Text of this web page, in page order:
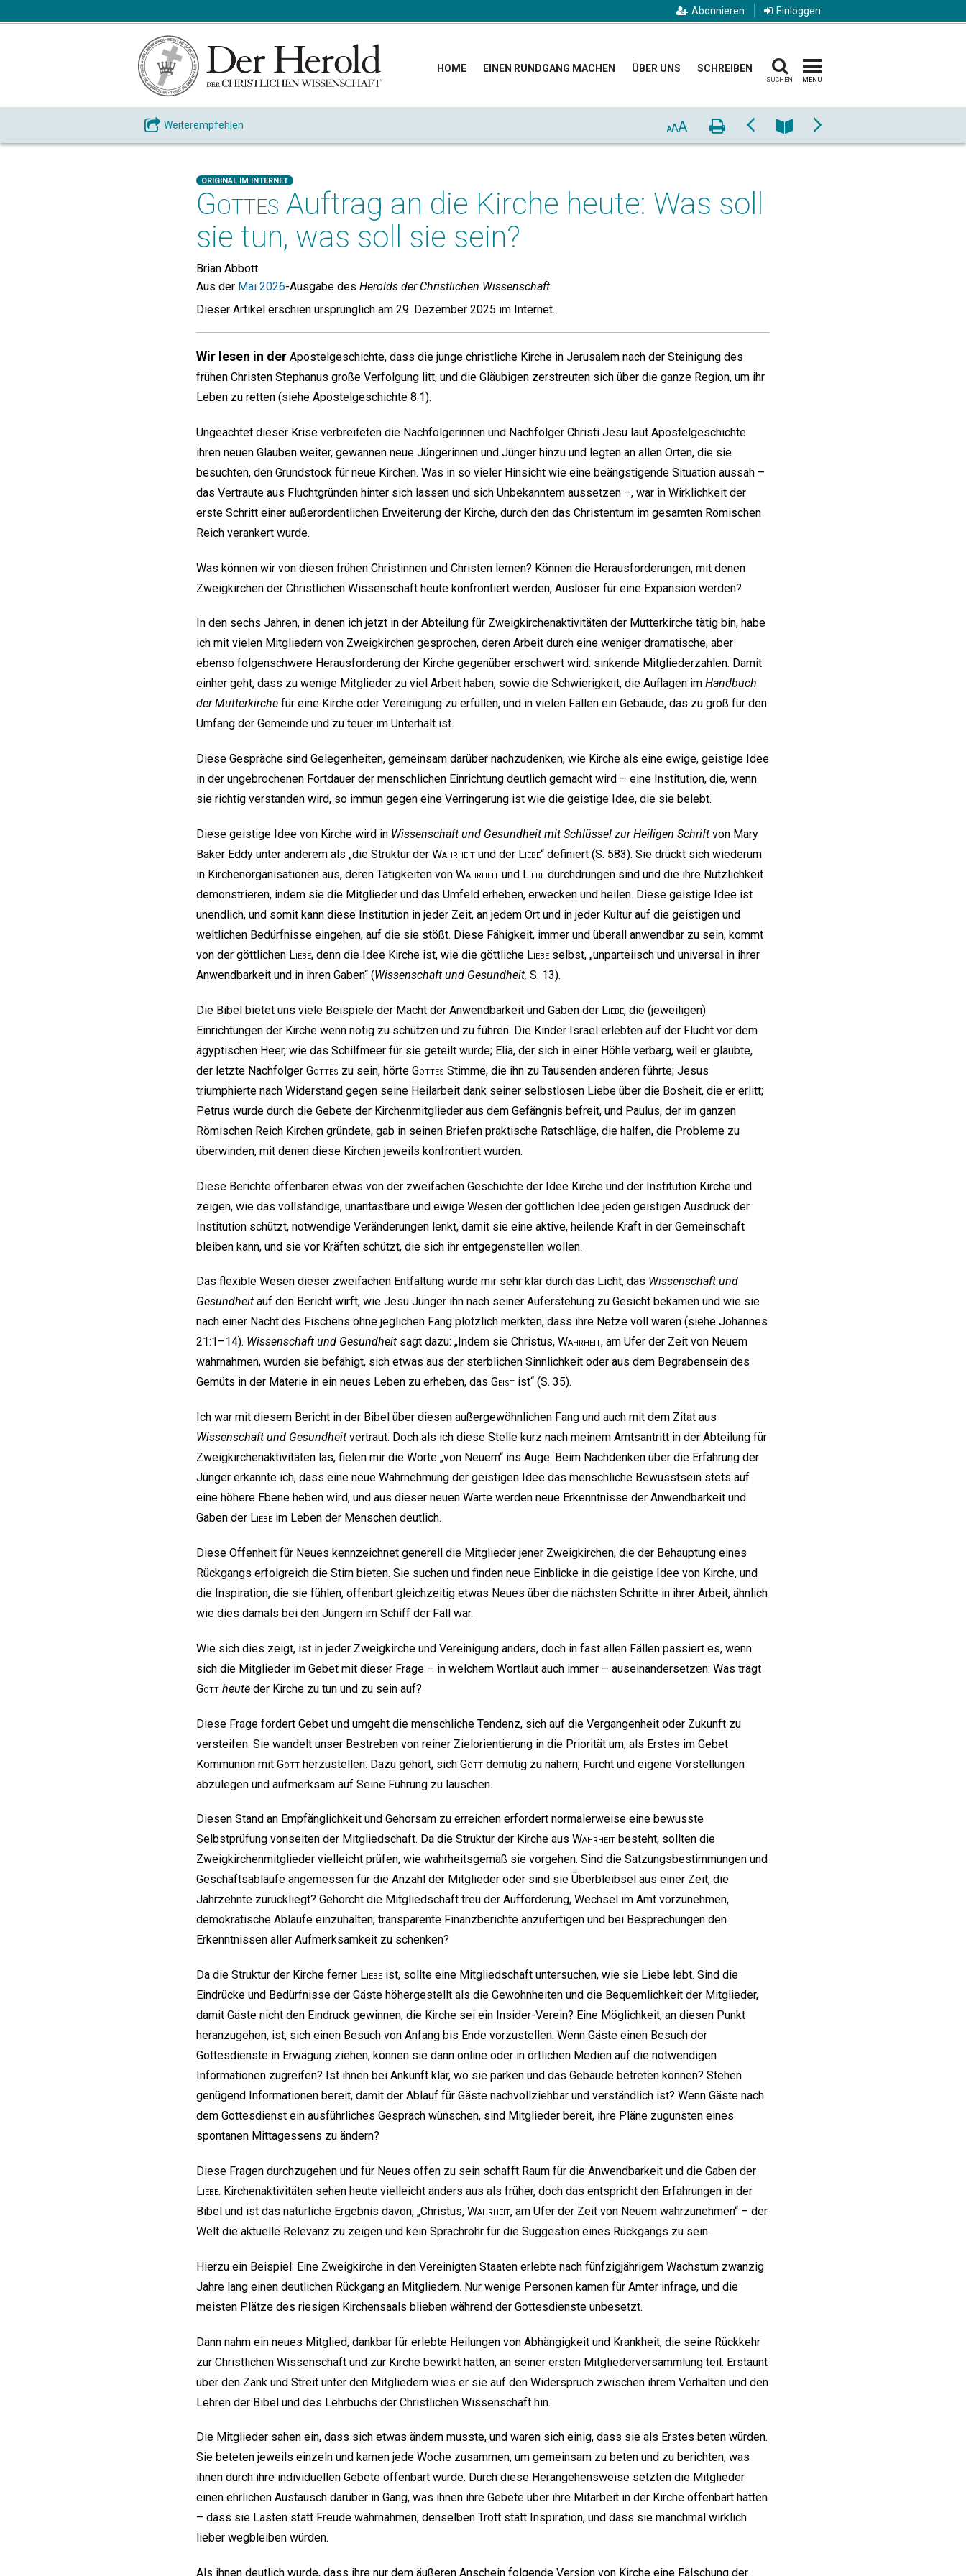
Abonnieren Einloggen
HOME EINEN RUNDGANG MACHEN ÜBER UNS SCHREIBEN
SUCHEN MENU
Weiterempfehlen AAA DruckenZurück NummerVor
ORIGINAL IM INTERNET
Gottes Auftrag an die Kirche heute: Was soll
sie tun, was soll sie sein?
Brian Abbott
Aus der Mai 2026-Ausgabe des Herolds der Christlichen Wissenschaft
Dieser Artikel erschien ursprünglich am 29. Dezember 2025 im Internet.
Wir lesen in der Apostelgeschichte, dass die junge christliche Kirche in Jerusalem nach der Steinigung des
frühen Christen Stephanus große Verfolgung litt, und die Gläubigen zerstreuten sich über die ganze Region, um ihr
Leben zu retten (siehe Apostelgeschichte 8:1).
Ungeachtet dieser Krise verbreiteten die Nachfolgerinnen und Nachfolger Christi Jesu laut Apostelgeschichte
ihren neuen Glauben weiter, gewannen neue Jüngerinnen und Jünger hinzu und legten an allen Orten, die sie
besuchten, den Grundstock für neue Kirchen. Was in so vieler Hinsicht wie eine beängstigende Situation aussah –
das Vertraute aus Fluchtgründen hinter sich lassen und sich Unbekanntem aussetzen –, war in Wirklichkeit der
erste Schritt einer außerordentlichen Erweiterung der Kirche, durch den das Christentum im gesamten Römischen
Reich verankert wurde.
Was können wir von diesen frühen Christinnen und Christen lernen? Können die Herausforderungen, mit denen
Zweigkirchen der Christlichen Wissenschaft heute konfrontiert werden, Auslöser für eine Expansion werden?
In den sechs Jahren, in denen ich jetzt in der Abteilung für Zweigkirchenaktivitäten der Mutterkirche tätig bin, habe
ich mit vielen Mitgliedern von Zweigkirchen gesprochen, deren Arbeit durch eine weniger dramatische, aber
ebenso folgenschwere Herausforderung der Kirche gegenüber erschwert wird: sinkende Mitgliederzahlen. Damit
einher geht, dass zu wenige Mitglieder zu viel Arbeit haben, sowie die Schwierigkeit, die Auflagen im Handbuch
der Mutterkirche für eine Kirche oder Vereinigung zu erfüllen, und in vielen Fällen ein Gebäude, das zu groß für den
Umfang der Gemeinde und zu teuer im Unterhalt ist.
Diese Gespräche sind Gelegenheiten, gemeinsam darüber nachzudenken, wie Kirche als eine ewige, geistige Idee
in der ungebrochenen Fortdauer der menschlichen Einrichtung deutlich gemacht wird – eine Institution, die, wenn
sie richtig verstanden wird, so immun gegen eine Verringerung ist wie die geistige Idee, die sie belebt.
Diese geistige Idee von Kirche wird in Wissenschaft und Gesundheit mit Schlüssel zur Heiligen Schrift von Mary
Baker Eddy unter anderem als „die Struktur der Wahrheit und der Liebe“ definiert (S. 583). Sie drückt sich wiederum
in Kirchenorganisationen aus, deren Tätigkeiten von Wahrheit und Liebe durchdrungen sind und die ihre Nützlichkeit
demonstrieren, indem sie die Mitglieder und das Umfeld erheben, erwecken und heilen. Diese geistige Idee ist
unendlich, und somit kann diese Institution in jeder Zeit, an jedem Ort und in jeder Kultur auf die geistigen und
weltlichen Bedürfnisse eingehen, auf die sie stößt. Diese Fähigkeit, immer und überall anwendbar zu sein, kommt
von der göttlichen Liebe, denn die Idee Kirche ist, wie die göttliche Liebe selbst, „unparteiisch und universal in ihrer
Anwendbarkeit und in ihren Gaben“ (Wissenschaft und Gesundheit, S. 13).
Die Bibel bietet uns viele Beispiele der Macht der Anwendbarkeit und Gaben der Liebe, die (jeweiligen)
Einrichtungen der Kirche wenn nötig zu schützen und zu führen. Die Kinder Israel erlebten auf der Flucht vor dem
ägyptischen Heer, wie das Schilfmeer für sie geteilt wurde; Elia, der sich in einer Höhle verbarg, weil er glaubte,
der letzte Nachfolger Gottes zu sein, hörte Gottes Stimme, die ihn zu Tausenden anderen führte; Jesus
triumphierte nach Widerstand gegen seine Heilarbeit dank seiner selbstlosen Liebe über die Bosheit, die er erlitt;
Petrus wurde durch die Gebete der Kirchenmitglieder aus dem Gefängnis befreit, und Paulus, der im ganzen
Römischen Reich Kirchen gründete, gab in seinen Briefen praktische Ratschläge, die halfen, die Probleme zu
überwinden, mit denen diese Kirchen jeweils konfrontiert wurden.
Diese Berichte offenbaren etwas von der zweifachen Geschichte der Idee Kirche und der Institution Kirche und
zeigen, wie das vollständige, unantastbare und ewige Wesen der göttlichen Idee jeden geistigen Ausdruck der
Institution schützt, notwendige Veränderungen lenkt, damit sie eine aktive, heilende Kraft in der Gemeinschaft
bleiben kann, und sie vor Kräften schützt, die sich ihr entgegenstellen wollen.
Das flexible Wesen dieser zweifachen Entfaltung wurde mir sehr klar durch das Licht, das Wissenschaft und
Gesundheit auf den Bericht wirft, wie Jesu Jünger ihn nach seiner Auferstehung zu Gesicht bekamen und wie sie
nach einer Nacht des Fischens ohne jeglichen Fang plötzlich merkten, dass ihre Netze voll waren (siehe Johannes
21:1–14). Wissenschaft und Gesundheit sagt dazu: „Indem sie Christus, Wahrheit, am Ufer der Zeit von Neuem
wahrnahmen, wurden sie befähigt, sich etwas aus der sterblichen Sinnlichkeit oder aus dem Begrabensein des
Gemüts in der Materie in ein neues Leben zu erheben, das Geist ist“ (S. 35).
Ich war mit diesem Bericht in der Bibel über diesen außergewöhnlichen Fang und auch mit dem Zitat aus
Wissenschaft und Gesundheit vertraut. Doch als ich diese Stelle kurz nach meinem Amtsantritt in der Abteilung für
Zweigkirchenaktivitäten las, fielen mir die Worte „von Neuem“ ins Auge. Beim Nachdenken über die Erfahrung der
Jünger erkannte ich, dass eine neue Wahrnehmung der geistigen Idee das menschliche Bewusstsein stets auf
eine höhere Ebene heben wird, und aus dieser neuen Warte werden neue Erkenntnisse der Anwendbarkeit und
Gaben der Liebe im Leben der Menschen deutlich.
Diese Offenheit für Neues kennzeichnet generell die Mitglieder jener Zweigkirchen, die der Behauptung eines
Rückgangs erfolgreich die Stirn bieten. Sie suchen und finden neue Einblicke in die geistige Idee von Kirche, und
die Inspiration, die sie fühlen, offenbart gleichzeitig etwas Neues über die nächsten Schritte in ihrer Arbeit, ähnlich
wie dies damals bei den Jüngern im Schiff der Fall war.
Wie sich dies zeigt, ist in jeder Zweigkirche und Vereinigung anders, doch in fast allen Fällen passiert es, wenn
sich die Mitglieder im Gebet mit dieser Frage – in welchem Wortlaut auch immer – auseinandersetzen: Was trägt
Gott heute der Kirche zu tun und zu sein auf?
Diese Frage fordert Gebet und umgeht die menschliche Tendenz, sich auf die Vergangenheit oder Zukunft zu
versteifen. Sie wandelt unser Bestreben von reiner Zielorientierung in die Priorität um, als Erstes im Gebet
Kommunion mit Gott herzustellen. Dazu gehört, sich Gott demütig zu nähern, Furcht und eigene Vorstellungen
abzulegen und aufmerksam auf Seine Führung zu lauschen.
Diesen Stand an Empfänglichkeit und Gehorsam zu erreichen erfordert normalerweise eine bewusste
Selbstprüfung vonseiten der Mitgliedschaft. Da die Struktur der Kirche aus Wahrheit besteht, sollten die
Zweigkirchenmitglieder vielleicht prüfen, wie wahrheitsgemäß sie vorgehen. Sind die Satzungsbestimmungen und
Geschäftsabläufe angemessen für die Anzahl der Mitglieder oder sind sie Überbleibsel aus einer Zeit, die
Jahrzehnte zurückliegt? Gehorcht die Mitgliedschaft treu der Aufforderung, Wechsel im Amt vorzunehmen,
demokratische Abläufe einzuhalten, transparente Finanzberichte anzufertigen und bei Besprechungen den
Erkenntnissen aller Aufmerksamkeit zu schenken?
Da die Struktur der Kirche ferner Liebe ist, sollte eine Mitgliedschaft untersuchen, wie sie Liebe lebt. Sind die
Eindrücke und Bedürfnisse der Gäste höhergestellt als die Gewohnheiten und die Bequemlichkeit der Mitglieder,
damit Gäste nicht den Eindruck gewinnen, die Kirche sei ein Insider-Verein? Eine Möglichkeit, an diesen Punkt
heranzugehen, ist, sich einen Besuch von Anfang bis Ende vorzustellen. Wenn Gäste einen Besuch der
Gottesdienste in Erwägung ziehen, können sie dann online oder in örtlichen Medien auf die notwendigen
Informationen zugreifen? Ist ihnen bei Ankunft klar, wo sie parken und das Gebäude betreten können? Stehen
genügend Informationen bereit, damit der Ablauf für Gäste nachvollziehbar und verständlich ist? Wenn Gäste nach
dem Gottesdienst ein ausführliches Gespräch wünschen, sind Mitglieder bereit, ihre Pläne zugunsten eines
spontanen Mittagessens zu ändern?
Diese Fragen durchzugehen und für Neues offen zu sein schafft Raum für die Anwendbarkeit und die Gaben der
Liebe. Kirchenaktivitäten sehen heute vielleicht anders aus als früher, doch das entspricht den Erfahrungen in der
Bibel und ist das natürliche Ergebnis davon, „Christus, Wahrheit, am Ufer der Zeit von Neuem wahrzunehmen“ – der
Welt die aktuelle Relevanz zu zeigen und kein Sprachrohr für die Suggestion eines Rückgangs zu sein.
Hierzu ein Beispiel: Eine Zweigkirche in den Vereinigten Staaten erlebte nach fünfzigjährigem Wachstum zwanzig
Jahre lang einen deutlichen Rückgang an Mitgliedern. Nur wenige Personen kamen für Ämter infrage, und die
meisten Plätze des riesigen Kirchensaals blieben während der Gottesdienste unbesetzt.
Dann nahm ein neues Mitglied, dankbar für erlebte Heilungen von Abhängigkeit und Krankheit, die seine Rückkehr
zur Christlichen Wissenschaft und zur Kirche bewirkt hatten, an seiner ersten Mitgliederversammlung teil. Erstaunt
über den Zank und Streit unter den Mitgliedern wies er sie auf den Widerspruch zwischen ihrem Verhalten und den
Lehren der Bibel und des Lehrbuchs der Christlichen Wissenschaft hin.
Die Mitglieder sahen ein, dass sich etwas ändern musste, und waren sich einig, dass sie als Erstes beten würden.
Sie beteten jeweils einzeln und kamen jede Woche zusammen, um gemeinsam zu beten und zu berichten, was
ihnen durch ihre individuellen Gebete offenbart wurde. Durch diese Herangehensweise setzten die Mitglieder
einen ehrlichen Austausch darüber in Gang, was ihnen ihre Gebete über ihre Mitarbeit in der Kirche offenbart hatten
– dass sie Lasten statt Freude wahrnahmen, denselben Trott statt Inspiration, und dass sie manchmal wirklich
lieber wegbleiben würden.
Als ihnen deutlich wurde, dass ihre nur dem äußeren Anschein folgende Version von Kirche eine Fälschung der